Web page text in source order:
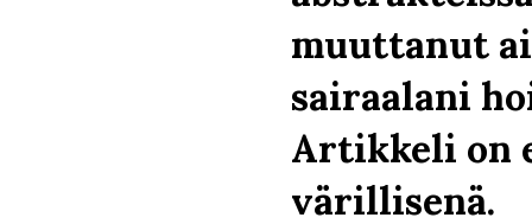
muuttanut
sairaalani
Artikkeli on
värillisenä.